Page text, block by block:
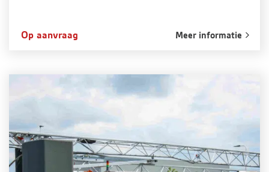
Op aanvraag Meer informatie